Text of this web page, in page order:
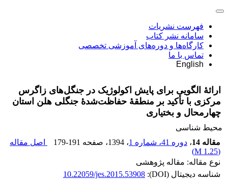
فهرست نشریات
سامانه نشر کتاب
کارگاه‌ها و دوره‌های آموزشی تخصصی
تماس با ما
English
ارائۀ الگویی برای پایش اکولوژیک در جنگل‌های زاگرس
مرکزی با تأکید بر منطقۀ حفاظت‌شدۀ جنگلی هلن استان
چهارمحال و بختیاری
محیط شناسی
مقاله 14
، دوره 41، شماره 1 ، 1394 ، صفحه 179-191
اصل مقاله
(
1.25 M
)
نوع مقاله: مقاله پژوهشی
شناسه دیجیتال (DOI):
10.22059/jes.2015.53908